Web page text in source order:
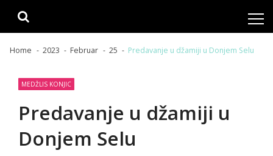
Home 2023 Februar 25 Predavanje u džamiji u Donjem Selu
MEDŽLIS KONJIC
Predavanje u džamiji u
Donjem Selu